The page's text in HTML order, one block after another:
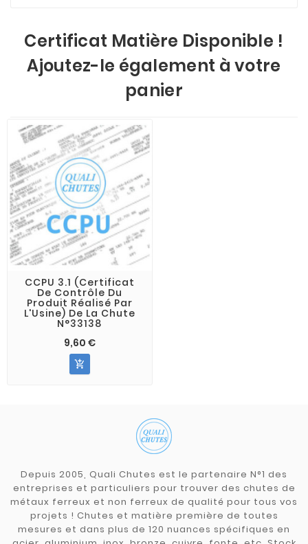
Certificat Matière Disponible !
Ajoutez-le également à votre
panier
CCPU 3.1 (Certificat
De Contrôle Du
Produit Réalisé Par
L'Usine) De La Chute
N°33138
9,60 €

Depuis 2005, Quali Chutes est le partenaire N°1 des
entreprises et particuliers pour trouver des chutes de
métaux ferreux et non ferreux de qualité pour tous vos
projets ! Chutes et matière première de toutes
mesures et dans plus de 120 nuances spécifiques en